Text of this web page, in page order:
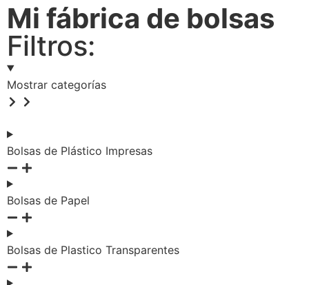
Mi fábrica de bolsas
Filtros:
Mostrar categorías
Bolsas de Plástico Impresas
Bolsas de Papel
Bolsas de Plastico Transparentes